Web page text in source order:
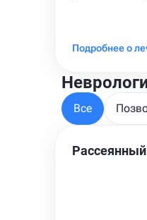
Подробнее о
Все